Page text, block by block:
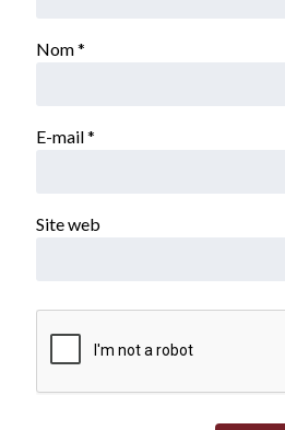
Nom*
E-mail*
Site web